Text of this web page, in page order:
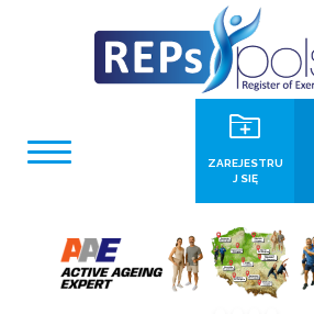
ZAREJESTRU
J SIĘ